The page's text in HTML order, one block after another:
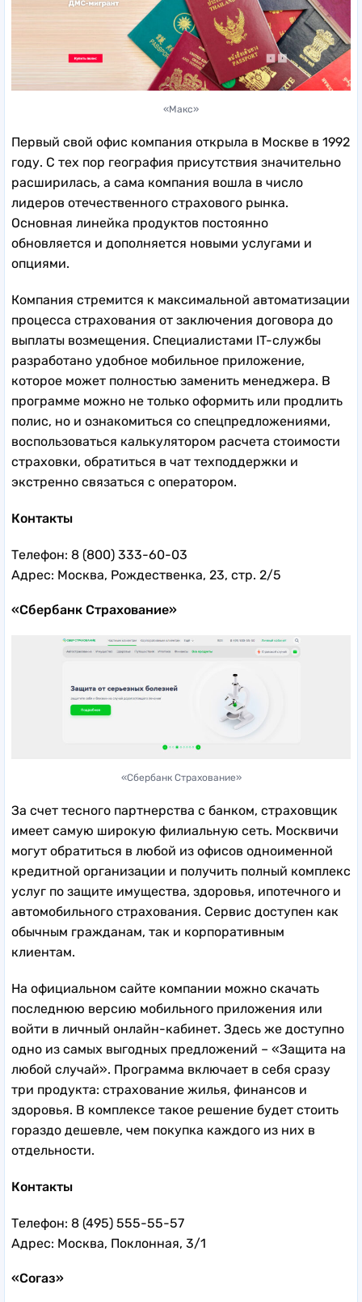
«Макс»
Первый свой офис компания открыла в Москве в 1992
году. С тех пор география присутствия значительно
расширилась, а сама компания вошла в число
лидеров отечественного страхового рынка.
Основная линейка продуктов постоянно
обновляется и дополняется новыми услугами и
опциями.
Компания стремится к максимальной автоматизации
процесса страхования от заключения договора до
выплаты возмещения. Специалистами IT-службы
разработано удобное мобильное приложение,
которое может полностью заменить менеджера. В
программе можно не только оформить или продлить
полис, но и ознакомиться со спецпредложениями,
воспользоваться калькулятором расчета стоимости
страховки, обратиться в чат техподдержки и
экстренно связаться с оператором.
Контакты
Телефон: 8 (800) 333-60-03
Адрес: Москва, Рождественка, 23, стр. 2/5
«Сбербанк Страхование»
«Сбербанк Страхование»
За счет тесного партнерства с банком, страховщик
имеет самую широкую филиальную сеть. Москвичи
могут обратиться в любой из офисов одноименной
кредитной организации и получить полный комплекс
услуг по защите имущества, здоровья, ипотечного и
автомобильного страхования. Сервис доступен как
обычным гражданам, так и корпоративным
клиентам.
На официальном сайте компании можно скачать
последнюю версию мобильного приложения или
войти в личный онлайн-кабинет. Здесь же доступно
одно из самых выгодных предложений – «Защита на
любой случай». Программа включает в себя сразу
три продукта: страхование жилья, финансов и
здоровья. В комплексе такое решение будет стоить
гораздо дешевле, чем покупка каждого из них в
отдельности.
Контакты
Телефон: 8 (495) 555-55-57
Адрес: Москва, Поклонная, 3/1
«Согаз»